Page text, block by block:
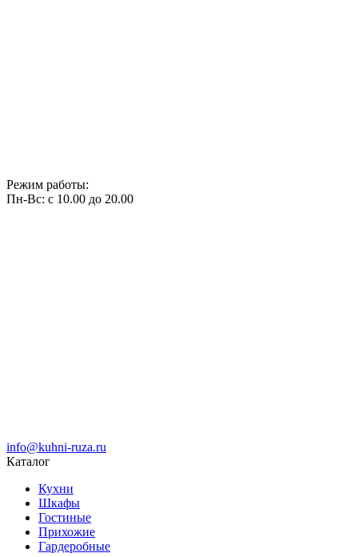
Режим работы:
Пн-Вс: с 10.00 до 20.00
info@kuhni-ruza.ru
Каталог
Кухни
Шкафы
Гостиные
Прихожие
Гардеробные